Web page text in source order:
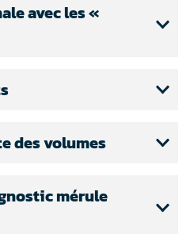
avec les «
des volumes
mérule